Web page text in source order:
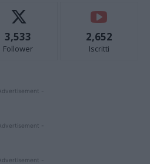
3,533
Follower
2,652
Iscritti
-
-
-